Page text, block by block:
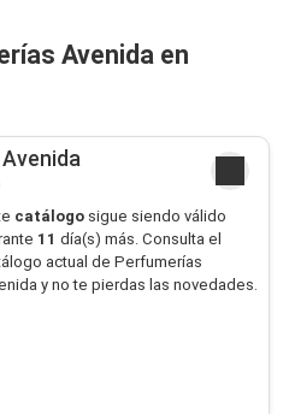
Avenida en
catálogosigue siendo válido
11 día(s) más. Consulta el
actual de Perfumerías
y no te pierdas las novedades.